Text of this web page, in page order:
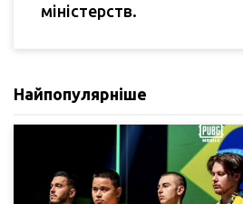
міністерств.
Найпопулярніше